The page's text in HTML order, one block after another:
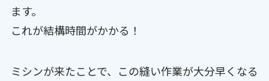
ます。
これが結構時間がかかる！
ミシンが来たことで、この縫い作業が大分早くなる